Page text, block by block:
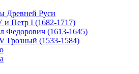
Древней Руси
и Петр I (1682-1717)
Федорович (1613-1645)
Грозный (1533-1584)